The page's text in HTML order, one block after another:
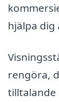
hjälpa
rengöra,
tilltalande